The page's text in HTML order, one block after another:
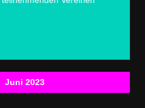
Juni 2023